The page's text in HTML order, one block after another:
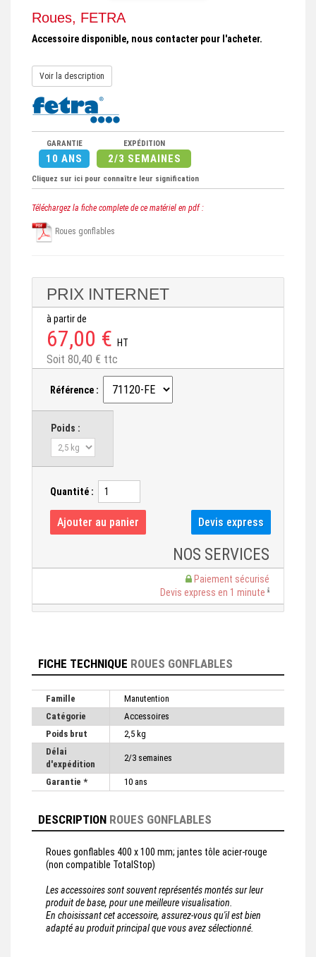
Roues, FETRA
Accessoire disponible, nous contacter pour l'acheter.
Voir la description
GARANTIE
10 ANS
EXPÉDITION
2/3 SEMAINES
Cliquez sur ici pour connaître leur signification
Téléchargez la fiche complete de ce matériel en pdf :
Roues gonflables
PRIX INTERNET
à partir de
67,00 € HT
Soit 80,40 € ttc
Référence :
Poids :
Quantité :
NOS SERVICES
Paiement sécurisé
Devis express en 1 minute
FICHE TECHNIQUE ROUES GONFLABLES
Famille
Manutention
Catégorie
Accessoires
Poids brut
2,5 kg
Délai
d'expédition
2/3 semaines
Garantie * 10 ans
DESCRIPTION ROUES GONFLABLES
Roues gonflables 400 x 100 mm; jantes tôle acier-rouge
(non compatible TotalStop)
Les accessoires sont souvent représentés montés sur leur
produit de base, pour une meilleure visualisation.
En choisissant cet accessoire, assurez-vous qu'il est bien
adapté au produit principal que vous avez sélectionné.